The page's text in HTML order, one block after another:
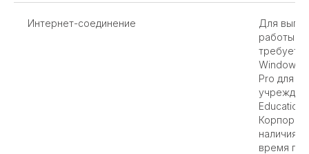
Интернет-соединение
Для
работы
Windows
Pro для
Education
наличия
время